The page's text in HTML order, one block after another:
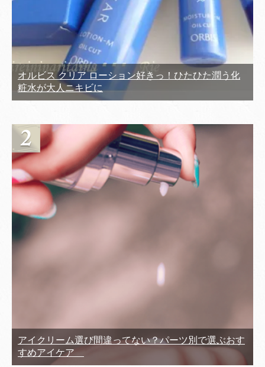
オルビス クリア ローション好きっ！ひたひた潤う化
粧水が大人ニキビに
アイクリーム選び間違ってない？パーツ別で選ぶおす
すめアイケア